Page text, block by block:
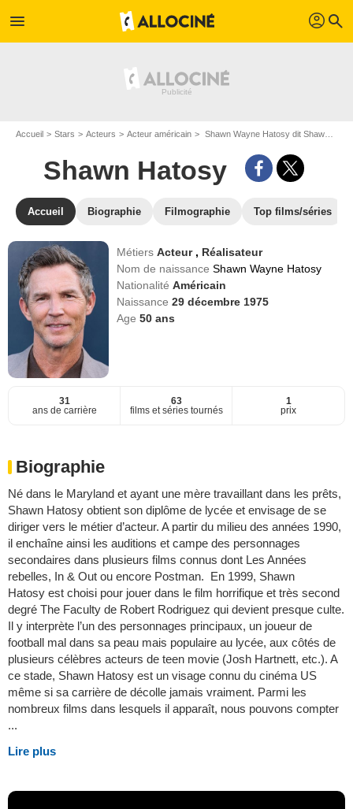
menu profil search
Accueil Stars Acteurs Acteur américain Shawn Wayne Hatosy dit Shawn Hatosy
Shawn Hatosy
Accueil Biographie Filmographie Top films/séries
MétiersActeur , Réalisateur
Nom de naissanceShawn Wayne Hatosy
NationalitéAméricain
Naissance29 décembre 1975
Age50 ans
31
ans de carrière
63
films et séries tournés
1
prix
Biographie
Né dans le Maryland et ayant une mère travaillant dans les prêts,
Shawn Hatosy obtient son diplôme de lycée et envisage de se
diriger vers le métier d’acteur. A partir du milieu des années 1990,
il enchaîne ainsi les auditions et campe des personnages
secondaires dans plusieurs films connus dont Les Années
rebelles, In & Out ou encore Postman. En 1999, Shawn
Hatosy est choisi pour jouer dans le film horrifique et très second
degré The Faculty de Robert Rodriguez qui devient presque culte.
Il y interprète l’un des personnages principaux, un joueur de
football mal dans sa peau mais populaire au lycée, aux côtés de
plusieurs célèbres acteurs de teen movie (Josh Hartnett, etc.). A
ce stade, Shawn Hatosy est un visage connu du cinéma US
même si sa carrière de décolle jamais vraiment. Parmi les
nombreux films dans lesquels il apparaît, nous pouvons compter
...
Lire plus